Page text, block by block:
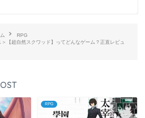
RPG
【超自然スクワッド】ってどんなゲーム？正直レビュ
RPG